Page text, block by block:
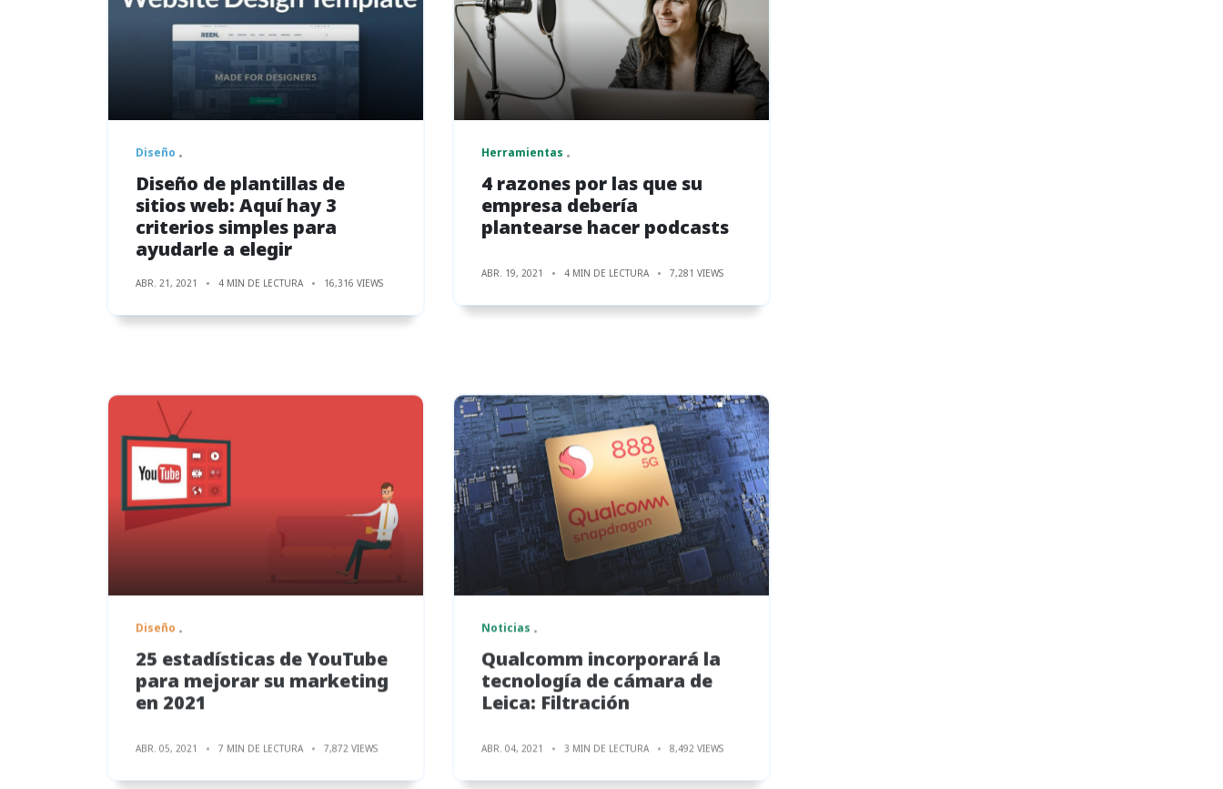
Diseño
Diseño de plantillas de
sitios web: Aquí hay 3
criterios simples para
ayudarle a elegir
ABR. 21, 2021 4 MIN DE LECTURA 16,316 VIEWS
Herramientas
4 razones por las que su
empresa debería
plantearse hacer podcasts
ABR. 19, 2021 4 MIN DE LECTURA 7,281 VIEWS
25 estadísticas de YouTube
para mejorar su marketing
en 2021
ABR. 05, 2021
Noticias
Qualcomm incorporará la
tecnología de cámara de
Leica: Filtración
ABR. 04, 2021 3 MIN DE LECTURA